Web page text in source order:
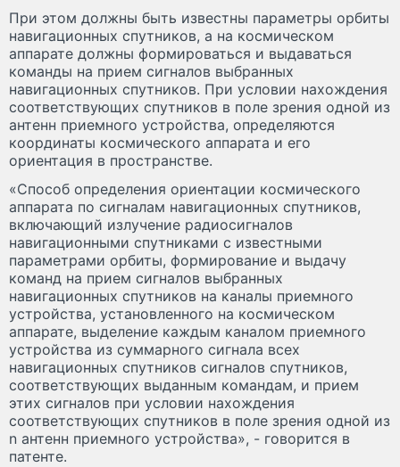
При этом должны быть известны параметры орбиты
навигационных спутников, а на космическом
аппарате должны формироваться и выдаваться
команды на прием сигналов выбранных
навигационных спутников. При условии нахождения
соответствующих спутников в поле зрения одной из
антенн приемного устройства, определяются
координаты космического аппарата и его
ориентация в пространстве.
«Способ определения ориентации космического
аппарата по сигналам навигационных спутников,
включающий излучение радиосигналов
навигационными спутниками с известными
параметрами орбиты, формирование и выдачу
команд на прием сигналов выбранных
навигационных спутников на каналы приемного
устройства, установленного на космическом
аппарате, выделение каждым каналом приемного
устройства из суммарного сигнала всех
навигационных спутников сигналов спутников,
соответствующих выданным командам, и прием
этих сигналов при условии нахождения
соответствующих спутников в поле зрения одной из
n антенн приемного устройства», - говорится в
патенте.